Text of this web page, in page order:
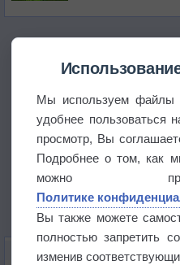
Мы используем
удобнее пользоваться
просмотр, Вы
Подробнее о том, как
можно
Политике
Вы также можете
полностью запретить
изменив